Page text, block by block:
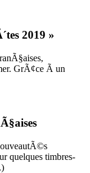
2019 »
GrÃ¢ce Ã un
quelques timbres-